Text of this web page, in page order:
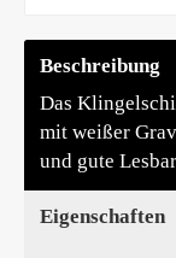
Beschreibung
Das
mit weißer
und gute
Eigenschaften